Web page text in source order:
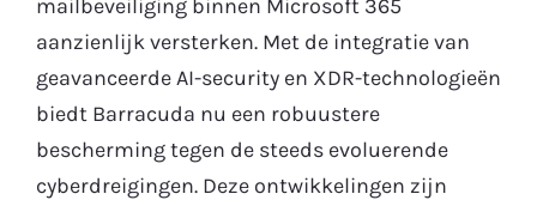
Gratis Proefperiode
mailbeveiliging binnen Microsoft 365
aanzienlijk versterken. Met de integratie van
geavanceerde AI-security en XDR-technologieën
biedt Barracuda nu een robuustere
bescherming tegen de steeds evoluerende
cyberdreigingen. Deze ontwikkelingen zijn